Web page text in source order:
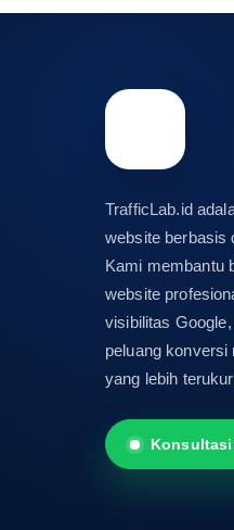
TrafficLab.id
website berbasis
Kami membantu
website
visibilitas
peluang konversi
yang lebih